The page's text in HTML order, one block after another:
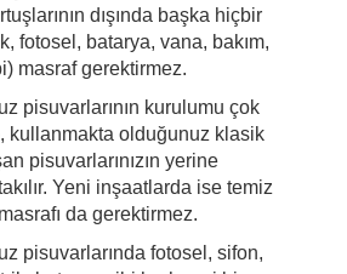
dışında başka hiçbir
fotosel, batarya, vana, bakım,
masraf gerektirmez.
pisuvarlarının kurulumu çok
kullanmakta olduğunuz klasik
pisuvarlarınızın yerine
Yeni inşaatlarda ise temiz
da gerektirmez.
pisuvarlarında fotosel, sifon,